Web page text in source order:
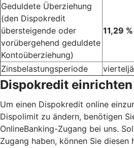
Geduldete Überziehung
(den Dispokredit
übersteigende oder
vorübergehend geduldete
Kontoüberziehung)
11,29
Zinsbelastungsperiode
Dispokredit
Um einen Dispokredit online
Dispolimit zu ändern, benötigen
OnlineBanking-Zugang bei uns.
Zugang haben, können Sie